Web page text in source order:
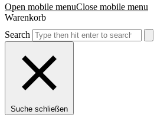
Open mobile menuClose mobile menu
Warenkorb
Search
Suche schließen